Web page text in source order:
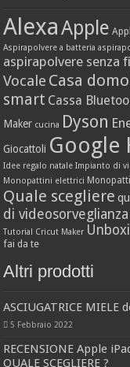
AlexaApple
Aspirapolvere a batteria
aspirapolvere senza
Vocale Casa
smart Cassa
Maker cucina Dyson
Giocattoli Google
Idee regalo natale Impianto di
Monopattini elettrici
Quale scegliere
di videosorveglianza
Tutorial Cricut Maker
fai da te
Altri prodotti
ASCIUGATRICE MIELE
5 Febbraio 2022
RECENSIONE Apple
QUALE SCEGLIERE ?